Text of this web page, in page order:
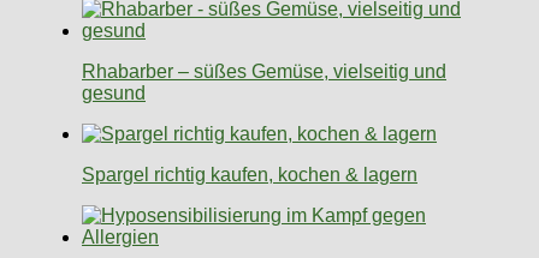
Rhabarber – süßes Gemüse, vielseitig und
gesund
Spargel richtig kaufen, kochen & lagern